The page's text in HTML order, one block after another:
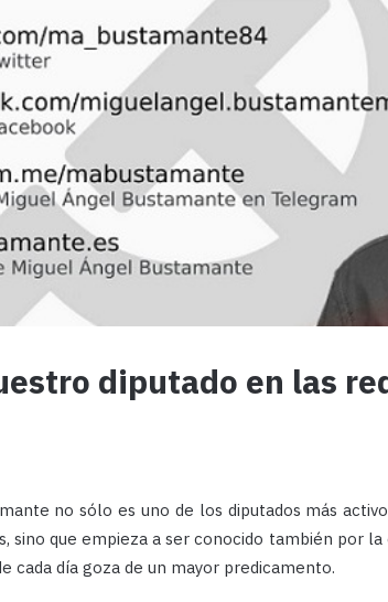
diputado en las
no sólo es uno de los diputados más
sino que empieza a ser conocido también por
cada día goza de un mayor predicamento.